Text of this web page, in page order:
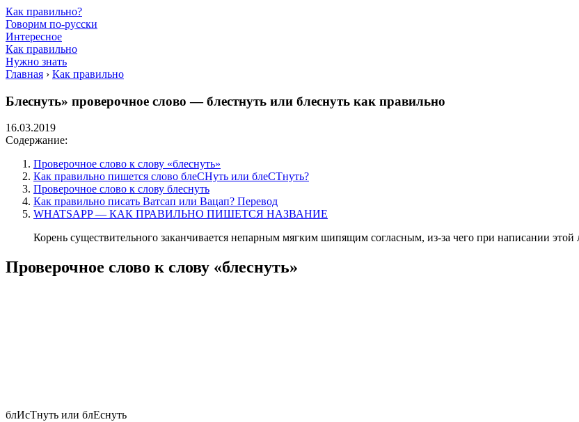
Как правильно?
Говорим по-русски
Интересное
Как правильно
Нужно знать
Главная › Как правильно
Блеснуть» проверочное слово — блестнуть или блеснуть как правильно
16.03.2019
Содержание:
Проверочное слово к слову «блеснуть»
Как правильно пишется слово блеСНуть или блеСТнуть?
Проверочное слово к слову блеснуть
Как правильно писать Ватсап или Вацап? Перевод
WHATSAPP — КАК ПРАВИЛЬНО ПИШЕТСЯ НАЗВАНИЕ
Корень суще­стви­тель­но­го закан­чи­ва­ет­ся непар­ным мяг­ким шипя­щим соглас­ным, из-за чего при напи­са­нии
Проверочное слово к слову «блеснуть»
блИсТнуть или блЕснуть